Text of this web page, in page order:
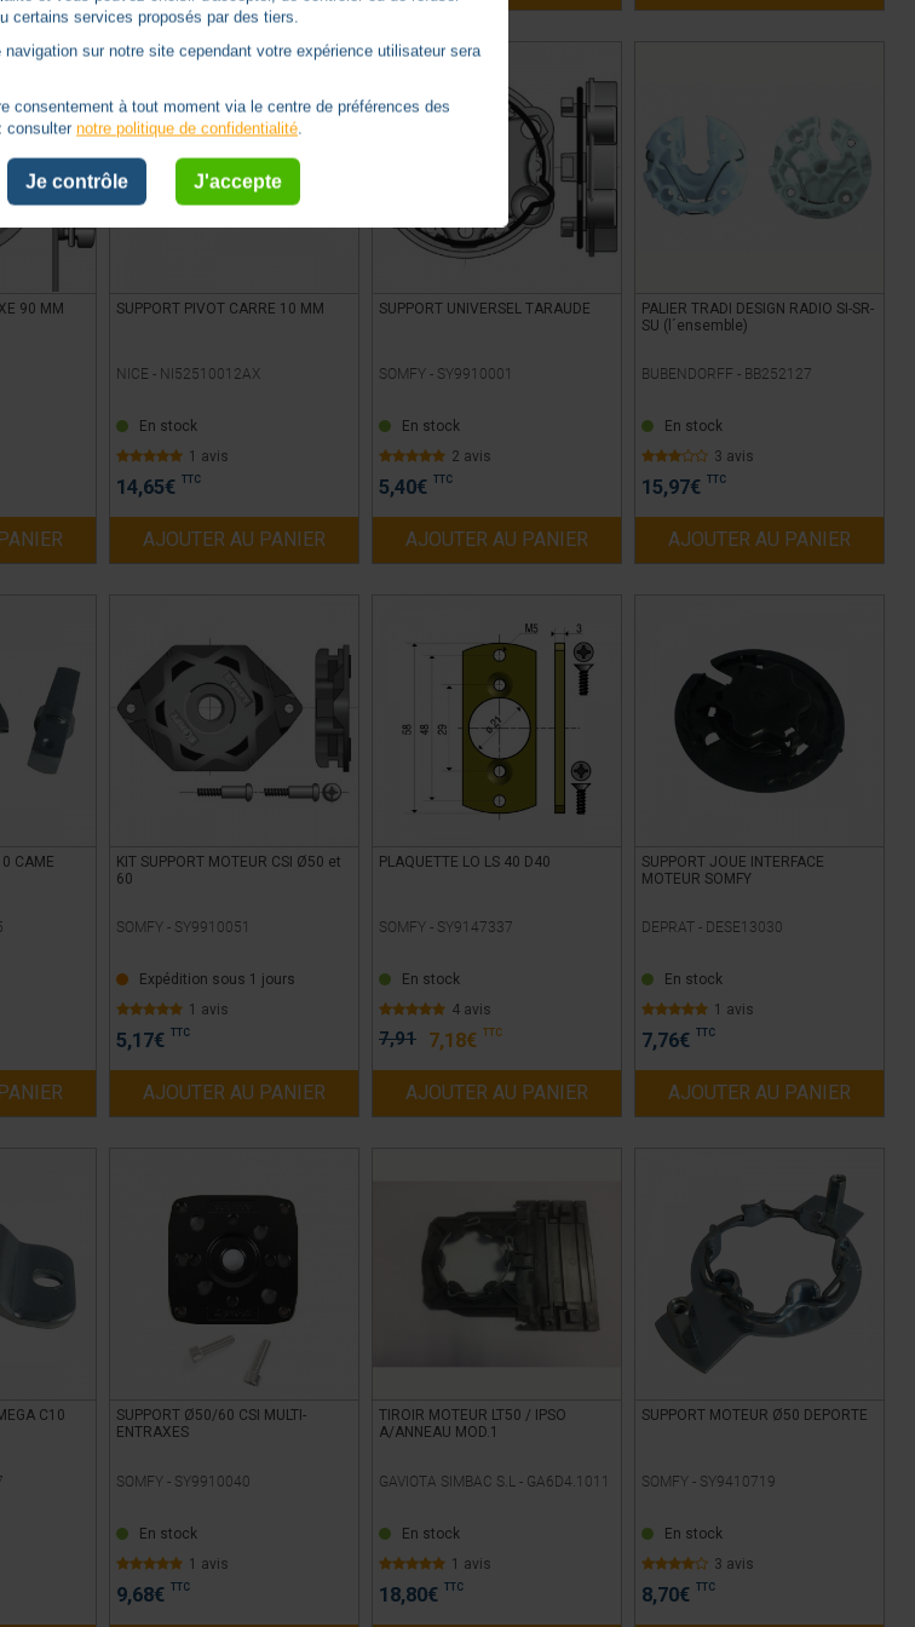
90 MM SUPPORT PIVOT CARRE 10 MM
NICE - NI52510012AX
En stock
1 avis
14,65€ TTC
AJOUTER AU PANIER
SUPPORT UNIVERSEL TARAUDE
SOMFY - SY9910001
En stock
2 avis
5,40€ TTC
AJOUTER AU PANIER
PALIER TRADI DESIGN RADIO SI-SR-
SU (l´ensemble)
BUBENDORFF - BB252127
En stock
3 avis
15,97€ TTC
AJOUTER AU PANIER
CAME
KIT SUPPORT MOTEUR CSI Ø50 et
60
SOMFY - SY9910051
Expédition sous 1 jours
1 avis
5,17€ TTC
AJOUTER AU PANIER
PLAQUETTE LO LS 40 D40
SOMFY - SY9147337
En stock
4 avis
7,91 7,18€ TTC
AJOUTER AU PANIER
SUPPORT JOUE INTERFACE
MOTEUR SOMFY
DEPRAT - DESE13030
En stock
1 avis
7,76€ TTC
AJOUTER AU PANIER
C10
SUPPORT Ø50/60 CSI MULTI-
ENTRAXES
SOMFY - SY9910040
En stock
1 avis
9,68€ TTC
TIROIR MOTEUR LT50 / IPSO
A/ANNEAU MOD.1
GAVIOTA SIMBAC S.L - GA6D4.1011
En stock
1 avis
18,80€ TTC
SUPPORT MOTEUR Ø50 DEPORTE
SOMFY - SY9410719
En stock
3 avis
8,70€ TTC
certains services proposés par des tiers.
sur notre site cependant votre expérience utilisateur sera
consentement à tout moment via le centre de préférences des
consulternotre politique de confidentialité.
Je contrôle J'accepte